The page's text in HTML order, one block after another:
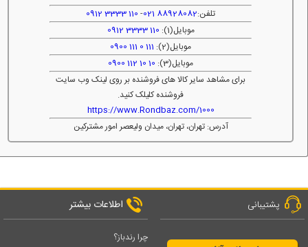
تلفن:88928082 021
-
110 3333 0912
موبایل(1):
110 3333 0912
موبایل(2):
111 0 111 0900
موبایل(3):
10 10 112 0900
برای مشاهد سایر کالا های فروشنده بر روی لینک وب سایت
فروشنده کلیلک کنید.
https://www.Rondbaz.com/1000
آدرس: تهران، تهران، میدان ولیعصر امور مشترکین
پشتیبانی اطلاعات بیشتر
چرا رندباز؟